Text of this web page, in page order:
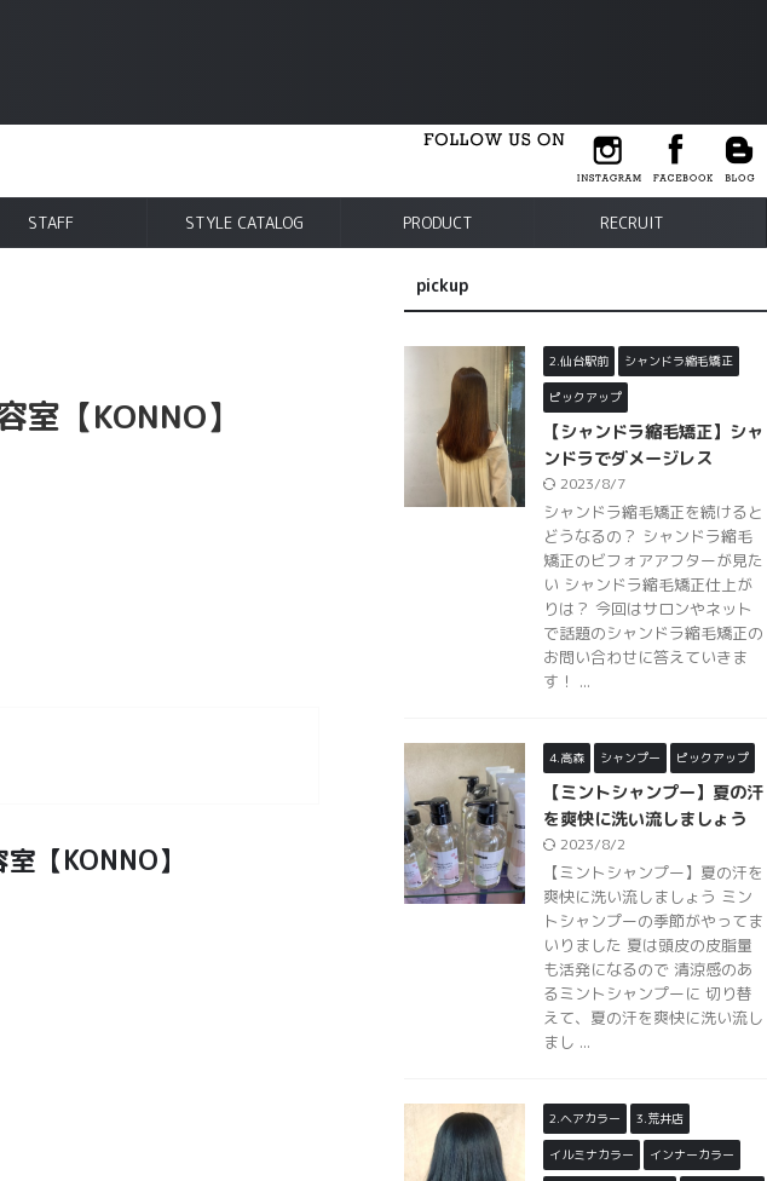
STAFF STYLE CATALOG PRODUCT RECRUIT
【KONNO】
【KONNO】
pickup
2.仙台駅前 シャンドラ縮毛矯正
ピックアップ
【シャンドラ縮毛矯正】シャ
ンドラでダメージレス
2023/8/7
シャンドラ縮毛矯正を続けると
どうなるの？ シャンドラ縮毛
矯正のビフォアアフターが見た
い シャンドラ縮毛矯正仕上が
りは？ 今回はサロンやネット
で話題のシャンドラ縮毛矯正の
お問い合わせに答えていきま
す！ ...
4.高森 シャンプー ピックアップ
【ミントシャンプー】夏の汗
を爽快に洗い流しましょう
2023/8/2
【ミントシャンプー】夏の汗を
爽快に洗い流しましょう ミン
トシャンプーの季節がやってま
いりました 夏は頭皮の皮脂量
も活発になるので 清涼感のあ
るミントシャンプーに 切り替
えて、夏の汗を爽快に洗い流し
まし ...
2.ヘアカラー 3.荒井店
イルミナカラー インナーカラー